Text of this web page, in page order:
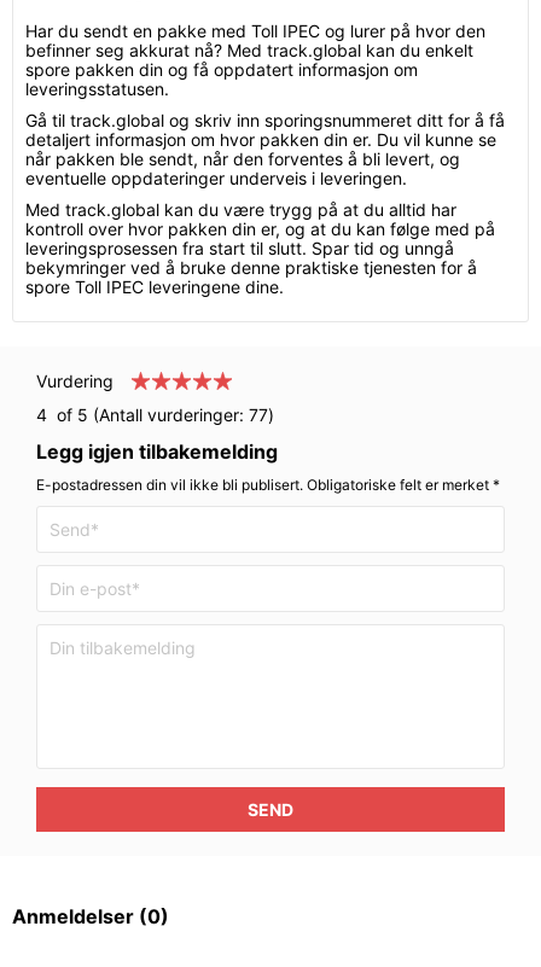
Har du sendt en pakke med Toll IPEC og lurer på hvor den
befinner seg akkurat nå? Med track.global kan du enkelt
spore pakken din og få oppdatert informasjon om
leveringsstatusen.
Gå til track.global og skriv inn sporingsnummeret ditt for å få
detaljert informasjon om hvor pakken din er. Du vil kunne se
når pakken ble sendt, når den forventes å bli levert, og
eventuelle oppdateringer underveis i leveringen.
Med track.global kan du være trygg på at du alltid har
kontroll over hvor pakken din er, og at du kan følge med på
leveringsprosessen fra start til slutt. Spar tid og unngå
bekymringer ved å bruke denne praktiske tjenesten for å
spore Toll IPEC leveringene dine.
Vurdering
4 of 5 (Antall vurderinger: 77)
Legg igjen tilbakemelding
E-postadressen din vil ikke bli publisert. Obligatoriske felt er merket *
SEND
Anmeldelser (0)